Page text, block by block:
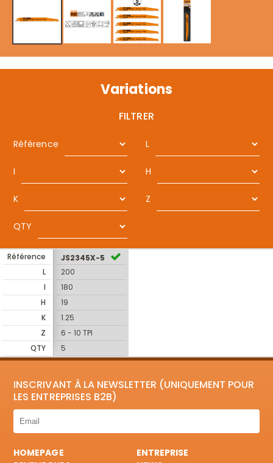
Variations
FILTRER
Référence L
I H
K Z
QTY
Référence
L
I
H
K
Z
QTY
JS2345X-5
200
180
19
1.25
6 - 10 TPI
5
INSCRIVANT À LA NEWSLETTER (UNIQUEMENT POUR
LES ENTREPRISES B2B)
HOMEPAGE
ENTREPRISE